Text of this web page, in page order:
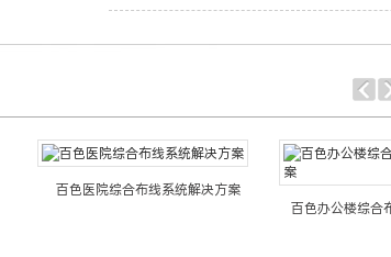
百色医院综合布线系统解决方案
百色办公楼综合